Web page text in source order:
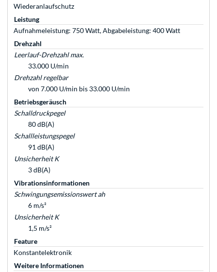
Wiederanlaufschutz
Leistung
Aufnahmeleistung: 750 Watt, Abgabeleistung: 400 Watt
Drehzahl
Leerlauf-Drehzahl max.
33.000 U/min
Drehzahl regelbar
von 7.000 U/min bis 33.000 U/min
Betriebsgeräusch
Schalldruckpegel
80 dB(A)
Schallleistungspegel
91 dB(A)
Unsicherheit K
3 dB(A)
Vibrationsinformationen
Schwingungsemissionswert ah
6 m/s²
Unsicherheit K
1,5 m/s²
Feature
Konstantelektronik
Weitere Informationen